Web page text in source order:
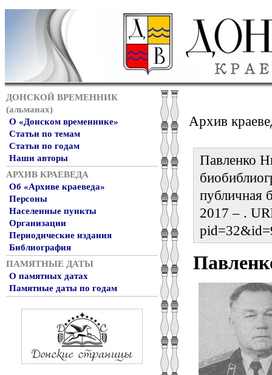
ДОНСКОЙ ВРЕМЕННИК
(альманах)
О «Донском временнике»
Статьи по темам
Статьи по годам
Наши авторы
АРХИВ КРАЕВЕДА
Об «Архиве краеведа»
Персоны
Населенные пункты
Организации
Периодические издания
Библиография
ПАМЯТНЫЕ ДАТЫ
О памятных датах
Памятные даты по годам
Архив
Павленко
публичная
2017 – .